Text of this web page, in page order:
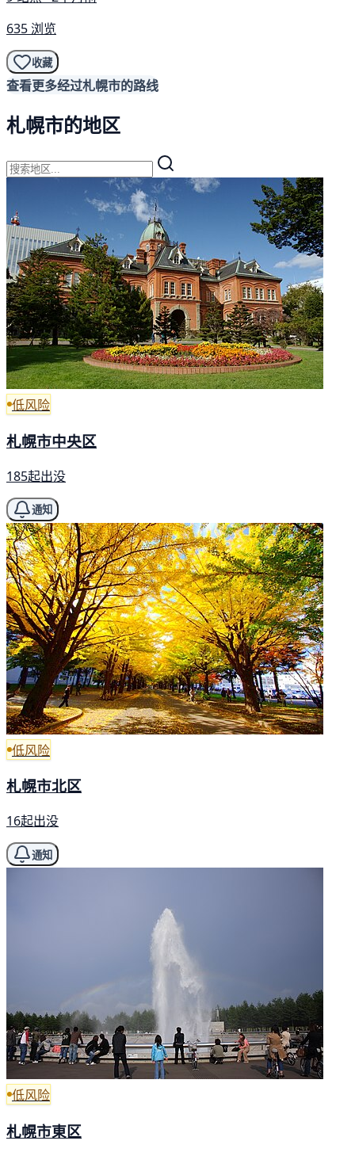
635 浏览
收藏
查看更多经过札幌市的路线
札幌市的地区
低风险
札幌市中央区
185起出没
通知
低风险
札幌市北区
16起出没
通知
低风险
札幌市東区